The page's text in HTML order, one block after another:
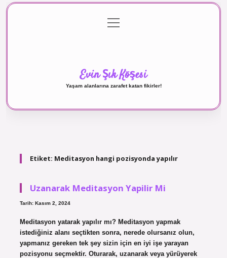
Gizlilik Politikası
menüyü
aç
Evin Şık Köşesi
Yaşam alanlarına zarafet katan fikirler!
Etiket: Meditasyon hangi pozisyonda yapılır
Uzanarak Meditasyon Yapilir Mi
Tarih: Kasım 2, 2024
Meditasyon yatarak yapılır mı? Meditasyon yapmak
istediğiniz alanı seçtikten sonra, nerede olursanız olun,
yapmanız gereken tek şey sizin için en iyi işe yarayan
pozisyonu seçmektir. Oturarak, uzanarak veya yürüyerek